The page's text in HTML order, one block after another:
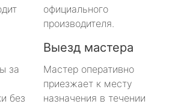
официального
производителя.
за
без
Выезд мастера
Мастер оперативно
приезжает к месту
назначения в течении